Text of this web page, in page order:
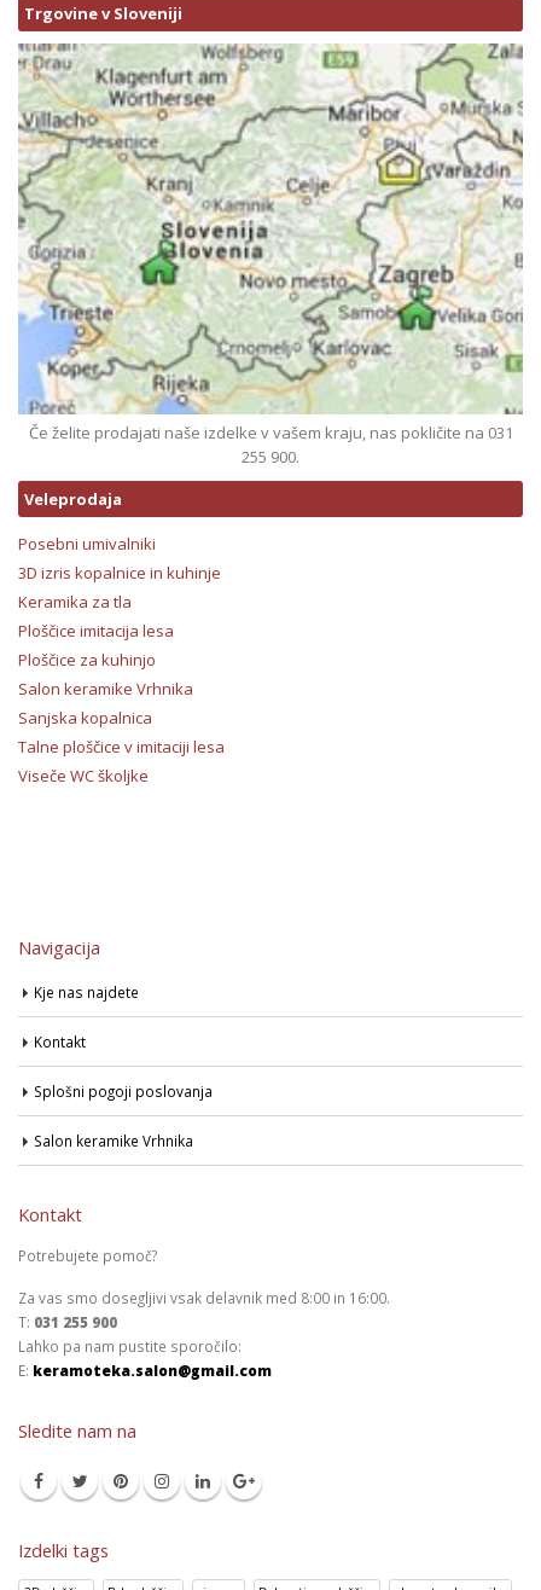
Trgovine v Sloveniji
Če želite prodajati naše izdelke v vašem kraju, nas pokličite na 031
255 900.
Veleprodaja
Posebni umivalniki
3D izris kopalnice in kuhinje
Keramika za tla
Ploščice imitacija lesa
Ploščice za kuhinjo
Salon keramike Vrhnika
Sanjska kopalnica
Talne ploščice v imitaciji lesa
Viseče WC školjke
Navigacija
Kje nas najdete
Kontakt
Splošni pogoji poslovanja
Salon keramike Vrhnika
Kontakt
Potrebujete pomoč?
Za vas smo dosegljivi vsak delavnik med 8:00 in 16:00.
T: 031 255 900
Lahko pa nam pustite sporočilo:
E: keramoteka.salon@gmail.com
Sledite nam na
Izdelki tags